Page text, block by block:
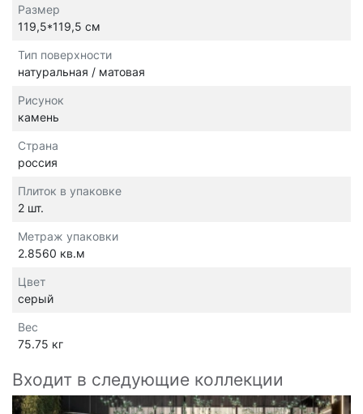
Размер
119,5*119,5 см
Тип поверхности
натуральная / матовая
Рисунок
камень
Страна
россия
Плиток в упаковке
2 шт.
Метраж упаковки
2.8560 кв.м
Цвет
серый
Вес
75.75 кг
Входит в следующие коллекции